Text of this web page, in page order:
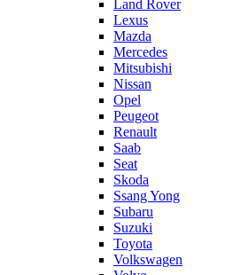
Land Rover
Lexus
Mazda
Mercedes
Mitsubishi
Nissan
Opel
Peugeot
Renault
Saab
Seat
Skoda
Ssang Yong
Subaru
Suzuki
Toyota
Volkswagen